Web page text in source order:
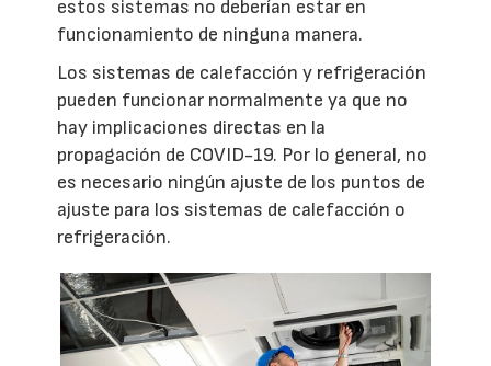
estos sistemas no deberían estar en
funcionamiento de ninguna manera.
Los sistemas de calefacción y refrigeración
pueden funcionar normalmente ya que no
hay implicaciones directas en la
propagación de COVID-19. Por lo general, no
es necesario ningún ajuste de los puntos de
ajuste para los sistemas de calefacción o
refrigeración.